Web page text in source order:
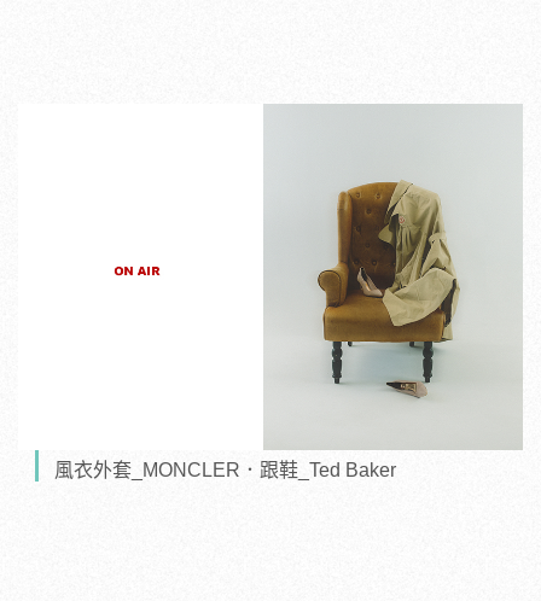
風衣外套_MONCLER．跟鞋_Ted Baker